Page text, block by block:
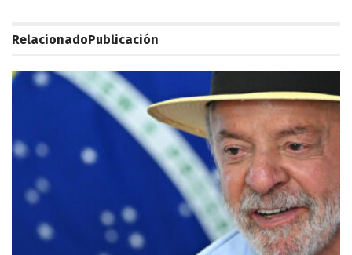
RelacionadoPublicación